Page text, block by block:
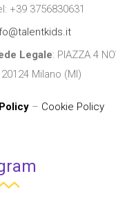
+39 3756830631
Legale: PIAZZA 4
Milano (MI)
– Cookie Policy